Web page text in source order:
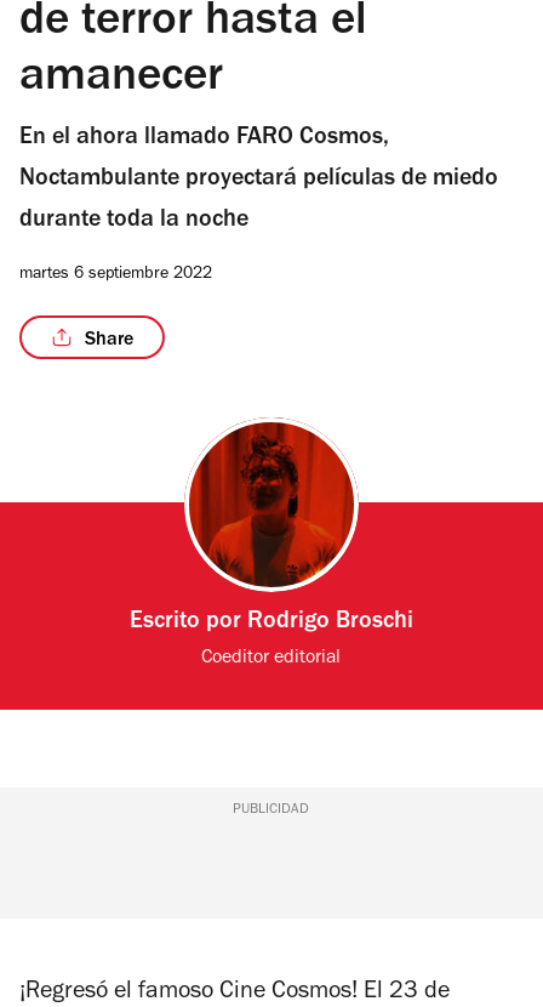
de terror hasta el
amanecer
En el ahora llamado FARO Cosmos,
Noctambulante proyectará películas de miedo
durante toda la noche
martes 6 septiembre 2022
Share
Escrito por Rodrigo Broschi
Coeditor editorial
PUBLICIDAD
¡Regresó el famoso Cine Cosmos! El 23 de